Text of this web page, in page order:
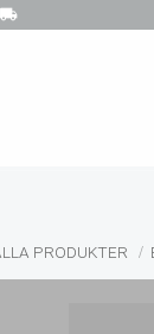
local_shipping
PRODUKTER